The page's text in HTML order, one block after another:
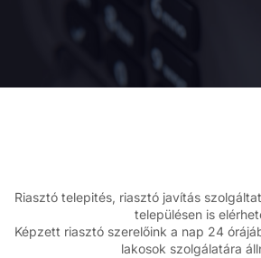
Riasztó telepités, riasztó javítás
településen is
Képzett riasztó szerelőink a nap 24
lakosok szolgálatára